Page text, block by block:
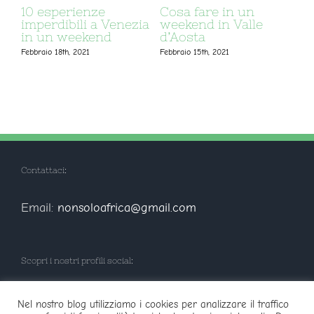
10 esperienze
imperdibili a Venezia
in un weekend
Febbraio 18th, 2021
Cosa fare in un
weekend in Valle
d’Aosta
Febbraio 15th, 2021
Contattaci:
Email: nonsoloafrica@gmail.com
Scopri i nostri profili social:
Nel nostro blog utilizziamo i cookies per analizzare il traffico